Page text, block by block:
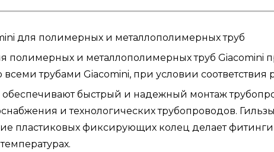
для полимерных и металлополимерных труб
полимерных и металлополимерных труб Giacomini
трубами Giacomini, при условии соответствия
быстрый и надежный монтаж
и технологических трубопроводов.
пластиковых фиксирующих колец делает